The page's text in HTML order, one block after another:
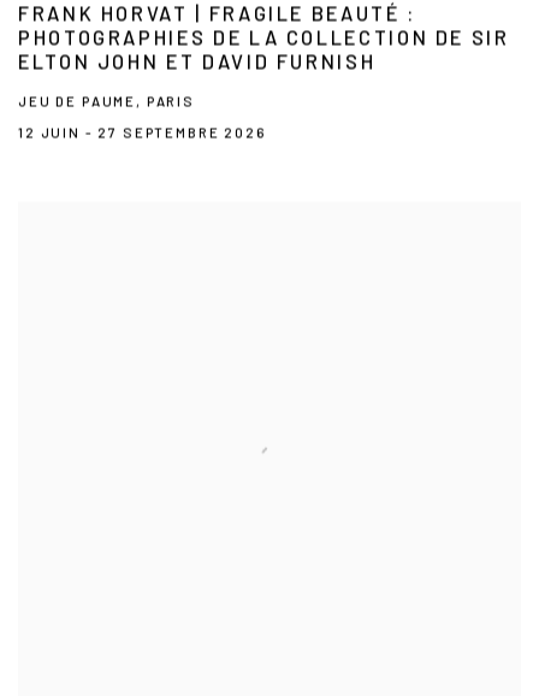
FRANK HORVAT | FRAGILE BEAUTÉ :
PHOTOGRAPHIES DE LA COLLECTION DE SIR
ELTON JOHN ET DAVID FURNISH
JEU DE PAUME, PARIS
12 JUIN - 27 SEPTEMBRE 2026